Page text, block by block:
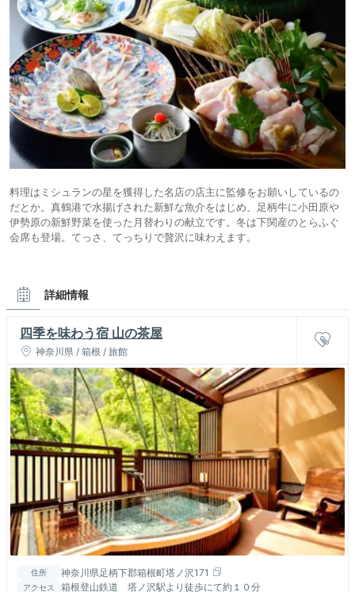
料理はミシュランの星を獲得した名店の店主に監修をお願いしているの
だとか。真鶴港で水揚げされた新鮮な魚介をはじめ、足柄牛に小田原や
伊勢原の新鮮野菜を使った月替わりの献立です。冬は下関産のとらふぐ
会席も登場。てっさ、てっちりで贅沢に味わえます。
詳細情報
四季を味わう宿 山の茶屋
神奈川県 / 箱根 / 旅館
住所 神奈川県足柄下郡箱根町塔ノ沢171
アクセス 箱根登山鉄道 塔ノ沢駅より徒歩にて約１０分